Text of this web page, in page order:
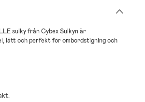
sulky från Cybex Sulkyn är
lätt och perfekt för ombordstigning och